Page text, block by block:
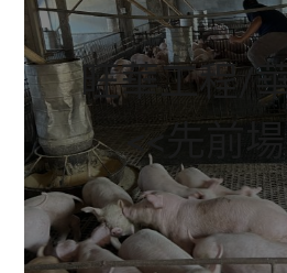
旺華工程/
<<先前